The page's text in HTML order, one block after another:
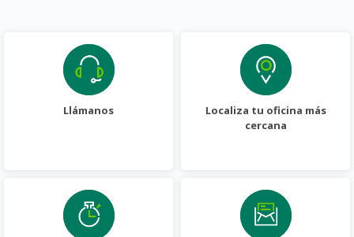
Llámanos
Localiza tu oficina más
cercana